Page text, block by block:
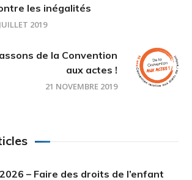
les inégalités
2019
de la Convention
aux actes !
21 NOVEMBRE 2019
– Faire des droits de l’enfant